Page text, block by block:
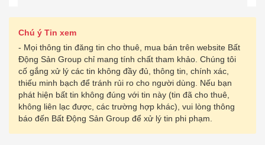
Chú ý Tin xem
- Mọi thông tin đăng tin cho thuê, mua bán trên website Bất
Động Sản Group chỉ mang tính chất tham khảo. Chúng tôi
cố gắng xử lý các tin không đầy đủ, thông tin, chính xác,
thiếu minh bạch để tránh rủi ro cho người dùng. Nếu bạn
phát hiện bất tin không đúng với tin này (tin đã cho thuê,
không liên lạc được, các trường hợp khác), vui lòng thông
báo đến Bất Động Sản Group để xử lý tin phi phạm.